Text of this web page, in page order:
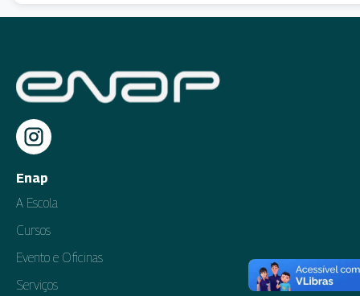
Enap
A Escola
Cursos
Evento e Oficinas
Serviços